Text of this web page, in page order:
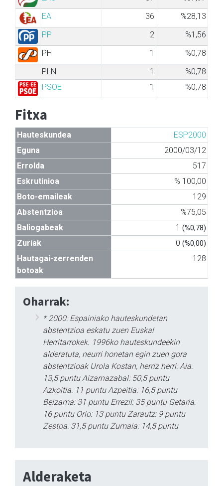
EA
36
%28,13
PP
2
%1,56
PH
1
%0,78
PLN
1
%0,78
PSOE
1 %0,78
Fitxa
Hauteskundea
ESP2000
Eguna
2000/03/12
Errolda
517
Eskrutinioa
% 100,00
Boto-emaileak
129
Abstentzioa
%75,05
Baliogabeak
1 (%0,78)
Zuriak 0 (%0,00)
Hautagai-zerrenden
botoak
128
Oharrak:
* 2000: Espainiako hauteskundetan
abstentzioa eskatu zuen Euskal
Herritarrokek. 1996ko hauteskundeekin
alderatuta, neurri honetan egin zuen gora
abstentzioak Urola Kostan, herriz herri: Aia:
13,5 puntu Aizarnazabal: 50,5 puntu
Azkoitia: 11 puntu Azpeitia: 16,5 puntu
Beizama: 31 puntu Errezil: 35 puntu Getaria:
16 puntu Orio: 13 puntu Zarautz: 9 puntu
Zestoa: 31,5 puntu Zumaia: 14,5 puntu
Alderaketa